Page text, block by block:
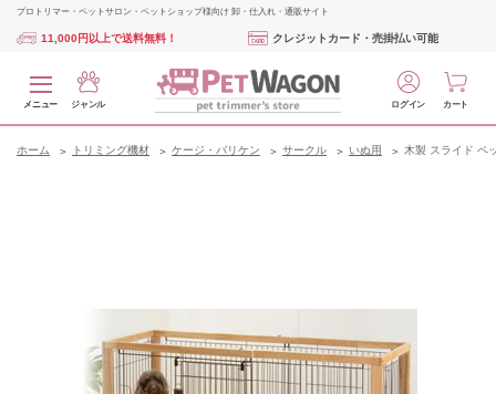
プロトリマー・ペットサロン・ペットショップ様向け 卸・仕入れ・通販サイト
11,000円以上で送料無料！ クレジットカード・売掛払い可能
メニュー ジャンル ログイン カート
ホーム トリミング機材 ケージ・バリケン サークル いぬ用 木製 スライド ペ